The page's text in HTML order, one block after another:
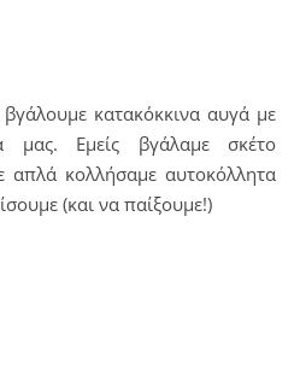
κατακόκκινα αυγά με
Εμείς βγάλαμε σκέτο
απλά κολλήσαμε αυτοκόλλητα
(και να παίξουμε!)